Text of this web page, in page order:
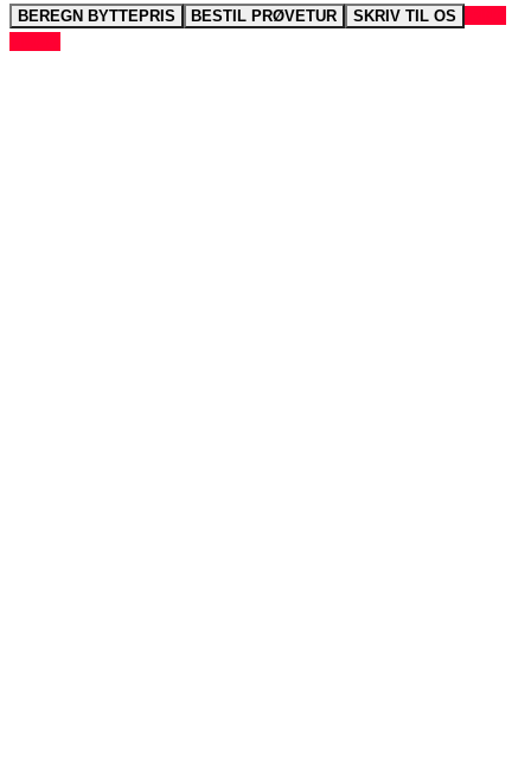
BEREGN BYTTEPRIS BESTIL PRØVETUR SKRIV TIL OS